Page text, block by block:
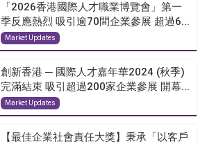
「2026香港國際人才職業博覽會」第一
季反應熱烈 吸引逾70間企業參展 超過6...
Market Updates
創新香港 ─ 國際人才嘉年華2024 (秋季)
完滿結束 吸引超過200家企業參展 開幕...
Market Updates
【最佳企業社會責任大獎】秉承「以客戶